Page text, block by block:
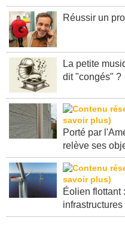
La petite
Porté par
Éolien flottant